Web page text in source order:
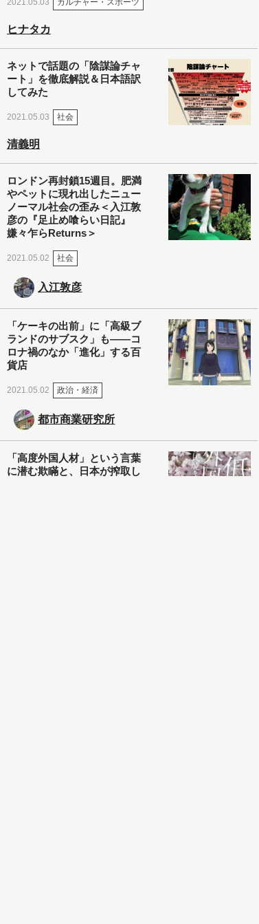
2021.05.03
ヒナタカ
ネットで話題の「陰謀論チャ
ート」を徹底解説＆日本語訳
してみた
2021.05.03 社会
清義明
ロンドン再封鎖15週目。肥満
やペットに現れ出したニュー
ノーマル社会の歪み＜入江敦
彦の『足止め喰らい日記』
嫌々乍らReturns＞
2021.05.02 社会
入江敦彦
「ケーキの出前」に「高級ブ
ランドのサブスク」も――コ
ロナ禍のなか「進化」する百
貨店
2021.05.02 政治・経済
都市商業研究所
「高度外国人材」という言葉
に潜む欺瞞と、日本が搾取し